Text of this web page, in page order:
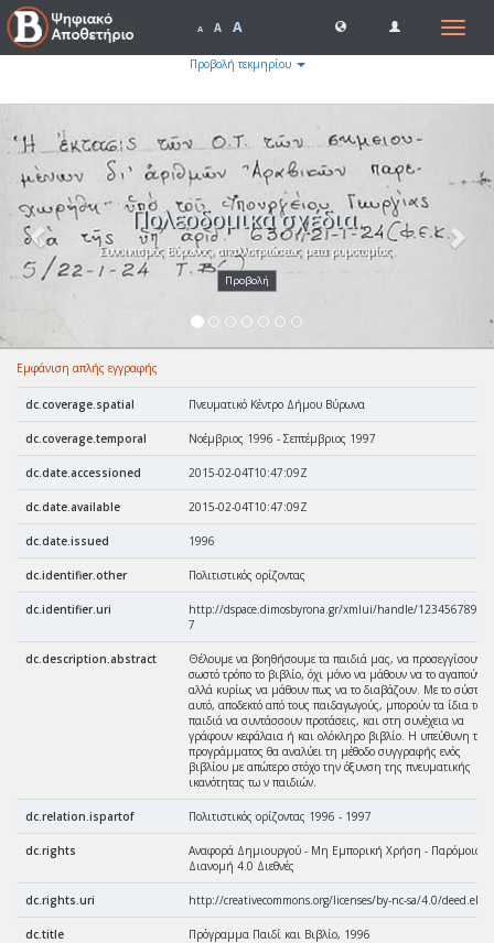
Toggle
A A A
Προβολή τεκμηρίου
Πολεοδομικά σχέδια.
Συνοικισμός Βύρωνος, απαλλοτριώσεως μετα ρυμοτομίας.
Προβολή
Εμφάνιση απλής εγγραφής
dc.coverage.spatial Πνευματικό Κέντρο Δήμου Βύρωνα
dc.coverage.temporal Νοέμβριος 1996 - Σεπτέμβριος 1997
dc.date.accessioned 2015-02-04T10:47:09Z
dc.date.available 2015-02-04T10:47:09Z
dc.date.issued 1996
dc.identifier.other Πολιτιστικός ορίζοντας
dc.identifier.uri
http://dspace.dimosbyrona.gr/xmlui/handle/123456789/
7
dc.description.abstract
Θέλουμε να βοηθήσουμε τα παιδιά μας, να προσεγγίσουν
σωστό τρόπο το βιβλίο, όχι μόνο να μάθουν να το αγαπούν
αλλά κυρίως να μάθουν πως να το διαβάζουν. Με το
αυτό, αποδεκτό από τους παιδαγωγούς, μπορούν τα ίδια τα
παιδιά να συντάσσουν προτάσεις, και στη συνέχεια να
γράφουν κεφάλαια ή και ολόκληρο βιβλίο. Η υπεύθυνη του
προγράμματος θα αναλύει τη μέθοδο συγγραφής ενός
βιβλίου με απώτερο στόχο την όξυνση της πνευματικής
ικανότητας τω ν παιδιών.
dc.relation.ispartof Πολιτιστικός ορίζοντας 1996 - 1997
dc.rights
Αναφορά Δημιουργού - Μη Εμπορική Χρήση - Παρόμοια
Διανομή 4.0 Διεθνές
dc.rights.uri http://creativecommons.org/licenses/by-nc-sa/4.0/deed.el
dc.title Πρόγραμμα Παιδί και Βιβλίο, 1996